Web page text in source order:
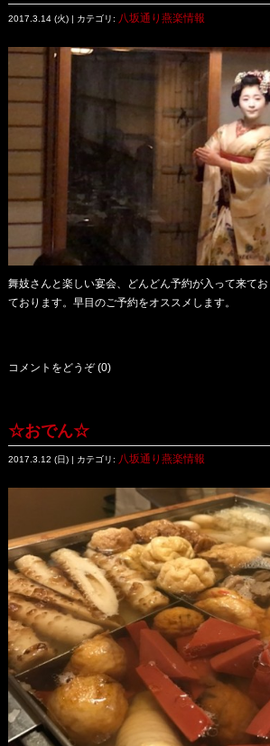
2017.3.14 (火) | カテゴリ: 八坂通り燕楽情報
舞妓さんと楽しい宴会、どんどん予約が入って来て
ております。早目のご予約をオススメします。
コメントをどうぞ (0)
☆おでん☆
2017.3.12 (日) | カテゴリ: 八坂通り燕楽情報